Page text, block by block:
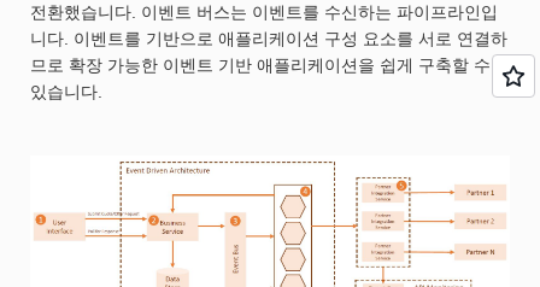
전환했습니다. 이벤트 버스는 이벤트를 수신하는 파이프라인입
니다. 이벤트를 기반으로 애플리케이션 구성 요소를 서로 연결하
므로 확장 가능한 이벤트 기반 애플리케이션을 쉽게 구축할 수
있습니다.